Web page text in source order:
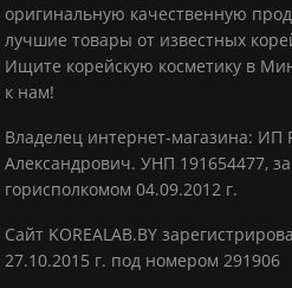
оригинальную качественную
лучшие товары от известных
Ищите корейскую косметику в
к нам!
Владелец интернет-магазина: ИП
Александрович. УНП 191654477,
горисполкомом 04.09.2012 г.
Сайт KOREALAB.BY
27.10.2015 г. под номером 291906